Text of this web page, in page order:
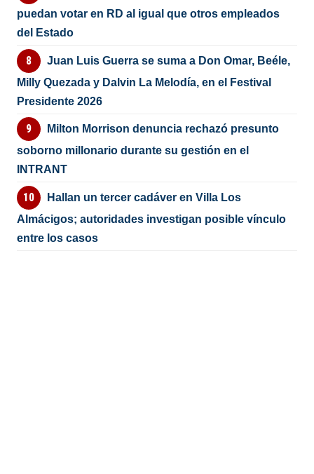
puedan votar en RD al igual que otros empleados
del Estado
Juan Luis Guerra se suma a Don Omar, Beéle,
Milly Quezada y Dalvin La Melodía, en el Festival
Presidente 2026
Milton Morrison denuncia rechazó presunto
soborno millonario durante su gestión en el
INTRANT
Hallan un tercer cadáver en Villa Los
Almácigos; autoridades investigan posible vínculo
entre los casos